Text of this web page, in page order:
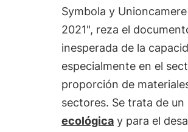
Symbola y
2021", reza el
inesperada de la
especialmente en el
proporción de
sectores. Se trata de
ecológicay para el